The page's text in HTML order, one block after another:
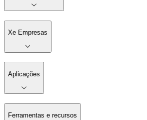
Xe Empresas
Aplicações
Ferramentas e recursos